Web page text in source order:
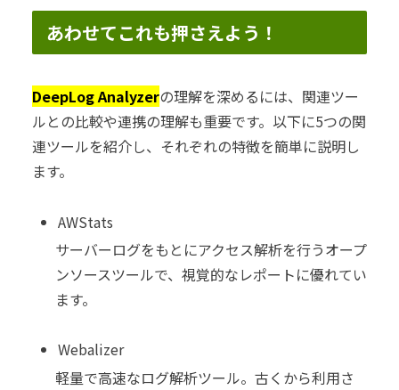
あわせてこれも押さえよう！
DeepLog Analyzerの理解を深めるには、関連ツー
ルとの比較や連携の理解も重要です。以下に5つの関
連ツールを紹介し、それぞれの特徴を簡単に説明し
ます。
AWStats
サーバーログをもとにアクセス解析を行うオープ
ンソースツールで、視覚的なレポートに優れてい
ます。
Webalizer
軽量で高速なログ解析ツール。古くから利用さ